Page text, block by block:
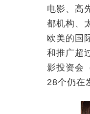
电影、高
都机构、
欧美的国
和推广超
影投资会
28个仍在